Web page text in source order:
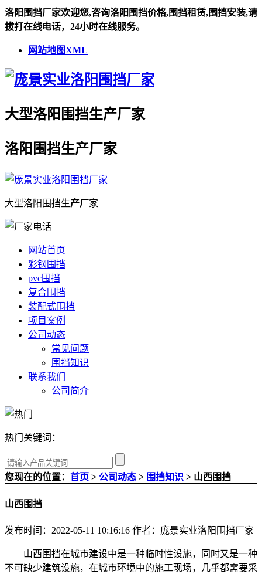
洛阳围挡厂家欢迎您,咨询洛阳围挡价格,围挡租赁,围挡安装,请
拔打在线电话，24小时在线服务。
网站地图XML
大型洛阳围挡生产厂家
洛阳围挡生产厂家
大型洛阳围挡生产厂家
网站首页
彩钢围挡
pvc围挡
复合围挡
装配式围挡
项目案例
公司动态
常见问题
围挡知识
联系我们
公司简介
热门关键词：
您现在的位置： 首页 > 公司动态 > 围挡知识 > 山西围挡
山西围挡
发布时间：2022-05-11 10:16:16 作者：庞景实业洛阳围挡厂家
山西围挡在城市建设中是一种临时性设施，同时又是一种
不可缺少建筑设施，在城市环境中的施工现场，几乎都需要采